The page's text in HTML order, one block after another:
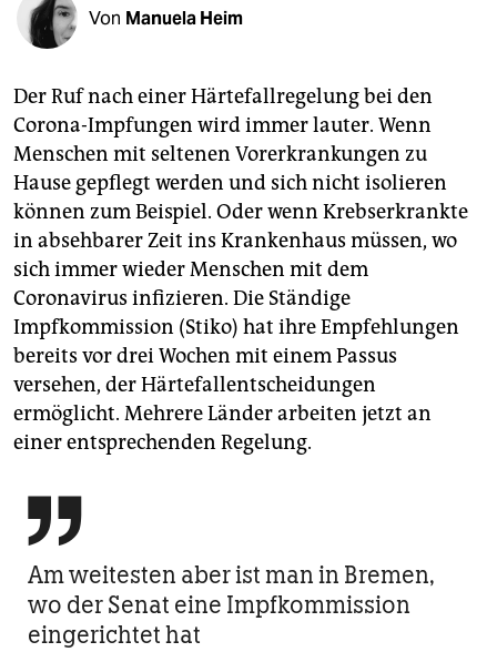
shop
fragen & hilfe
unterstützen
abo
genossenschaft
epaper login
Von Manuela Heim
Der Ruf nach einer Härtefallregelung bei den
Corona-Impfungen wird immer lauter. Wenn
Menschen mit seltenen Vorerkrankungen zu
Hause gepflegt werden und sich nicht isolieren
können zum Beispiel. Oder wenn Krebserkrankte
in absehbarer Zeit ins Krankenhaus müssen, wo
sich immer wieder Menschen mit dem
Coronavirus infizieren. Die Ständige
Impfkommission (Stiko) hat ihre Empfehlungen
bereits vor drei Wochen mit einem Passus
versehen, der Härtefallentscheidungen
ermöglicht. Mehrere Länder arbeiten jetzt an
einer entsprechenden Regelung.

Am weitesten aber ist man in Bremen,
wo der Senat eine Impfkommission
eingerichtet hat